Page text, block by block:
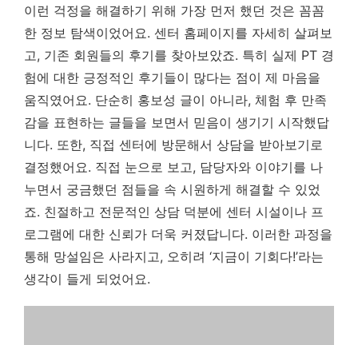
이런 걱정을 해결하기 위해 가장 먼저 했던 것은 꼼꼼
한 정보 탐색이었어요. 센터 홈페이지를 자세히 살펴보
고, 기존 회원들의 후기를 찾아보았죠. 특히 실제 PT 경
험에 대한 긍정적인 후기들이 많다는 점이 제 마음을
움직였어요. 단순히 홍보성 글이 아니라, 체험 후 만족
감을 표현하는 글들을 보면서 믿음이 생기기 시작했답
니다. 또한, 직접 센터에 방문해서 상담을 받아보기로
결정했어요. 직접 눈으로 보고, 담당자와 이야기를 나
누면서 궁금했던 점들을 속 시원하게 해결할 수 있었
죠. 친절하고 전문적인 상담 덕분에 센터 시설이나 프
로그램에 대한 신뢰가 더욱 커졌답니다. 이러한 과정을
통해 망설임은 사라지고, 오히려 ‘지금이 기회다!’라는
생각이 들게 되었어요.